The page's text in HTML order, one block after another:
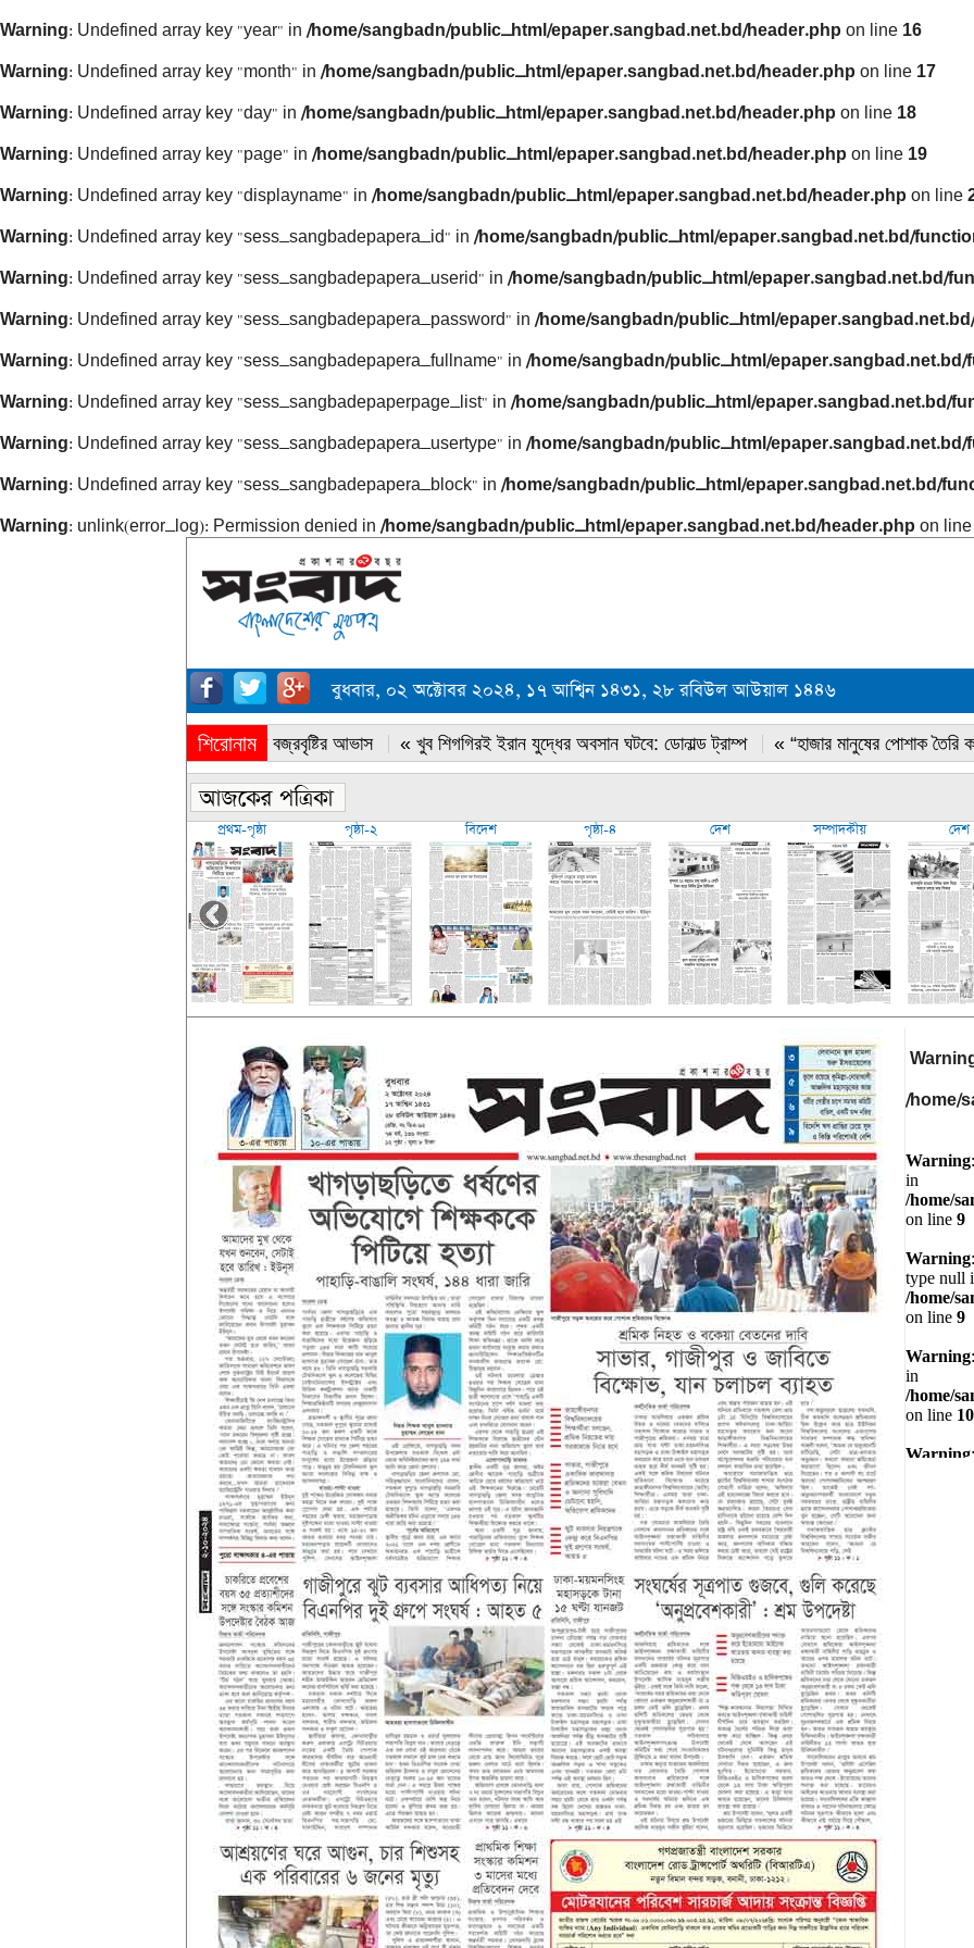
Warning: Undefined array key "year" in /home/sangbadn/public_html/epaper.sangbad.net.bd/header.php on line 16
Warning: Undefined array key "month" in /home/sangbadn/public_html/epaper.sangbad.net.bd/header.php on line 17
Warning: Undefined array key "day" in /home/sangbadn/public_html/epaper.sangbad.net.bd/header.php on line 18
Warning: Undefined array key "page" in /home/sangbadn/public_html/epaper.sangbad.net.bd/header.php on line 19
Warning: Undefined array key "displayname" in /home/sangbadn/public_html/epaper.sangbad.net.bd/header.php on line
Warning: Undefined array key "sess_sangbadepapera_id" in /home/sangbadn/public_html/epaper.sangbad.net.bd/
Warning: Undefined array key "sess_sangbadepapera_userid" in /home/sangbadn/public_html/epaper.sangbad.net.bd/
Warning: Undefined array key "sess_sangbadepapera_password" in /home/sangbadn/public_html/
Warning: Undefined array key "sess_sangbadepapera_fullname" in /home/sangbadn/public_html/
Warning: Undefined array key "sess_sangbadepaperpage_list" in /home/sangbadn/public_html/epaper.sangbad.net.bd/
Warning: Undefined array key "sess_sangbadepapera_usertype" in /home/sangbadn/public_html/
Warning: Undefined array key "sess_sangbadepapera_block" in /home/sangbadn/public_html/epaper.sangbad.net.bd/
Warning: unlink(error_log): Permission denied in /home/sangbadn/public_html/epaper.sangbad.net.bd/header.php on line
বুধবার, ০২ অক্টোবর ২০২৪, ১৭ আশ্বিন ১৪৩১, ২৮ রবিউল আউয়াল ১৪৪৬
শিরোনাম
« সারাদেশে বজ্রবৃষ্টির আভাস « খুব শিগগিরই ইরান যুদ্ধের অবসান ঘটবে: ডোনাল্ড ট্রাম্প « “হাজার মানুষের পোশাক তৈরি
প্রথম-পৃষ্ঠা পৃষ্ঠা-২ বিদেশ পৃষ্ঠা-৪ দেশ সম্পাদকীয় দেশ
/home/